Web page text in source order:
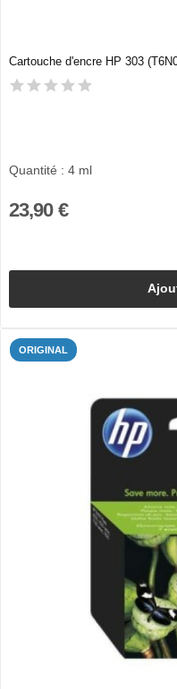
Cartouche d'encre HP 303
Quantité : 4 ml
23,90 €
ORIGINAL